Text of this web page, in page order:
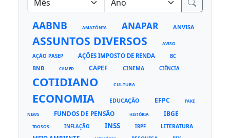
AABNB AMAZÔNIA ANAPAR ANVISA
ASSUNTOS DIVERSOS AVISO
AÇÃO PASEP AÇÕES IMPOSTO DE RENDA BC
BNB CAMED CAPEF CINEMA CIÊNCIA
COTIDIANO CULTURA
ECONOMIA EDUCAÇÃO EFPC FAKE
NEWS FUNDOS DE PENSÃO HISTÓRIA IBGE
IDOSOS INFLAÇÃO INSS IRPF LITERATURA